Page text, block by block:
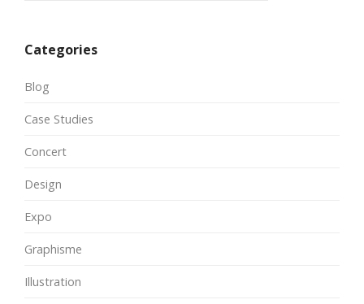
Categories
Blog
Case Studies
Concert
Design
Expo
Graphisme
Illustration